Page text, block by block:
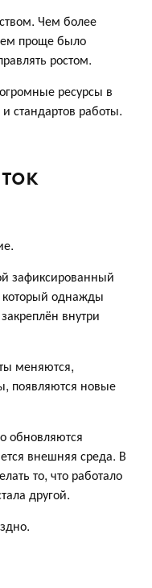
Чем более
проще было
ростом.
ресурсы в
стандартов работы.
зафиксированный
который однажды
внутри
меняются,
появляются новые
обновляются
внешняя среда. В
то, что работало
другой.